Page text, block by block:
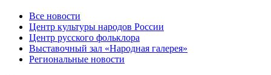
Все новости
Центр культуры народов России
Центр русского фольклора
Выставочный зал «Народная галерея»
Региональные новости